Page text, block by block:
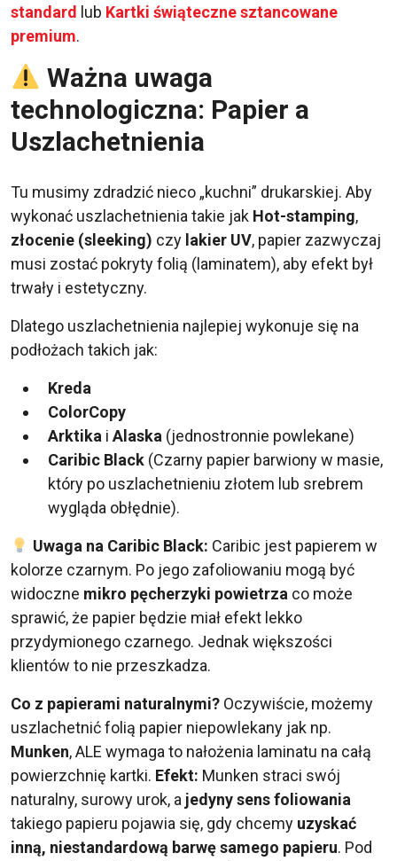
standard lub Kartki świąteczne sztancowane
premium.
Ważna uwaga
technologiczna: Papier a
Uszlachetnienia
Tu musimy zdradzić nieco „kuchni” drukarskiej. Aby
wykonać uszlachetnienia takie jak Hot-stamping,
złocenie (sleeking) czy lakier UV, papier zazwyczaj
musi zostać pokryty folią (laminatem), aby efekt był
trwały i estetyczny.
Dlatego uszlachetnienia najlepiej wykonuje się na
podłożach takich jak:
Kreda
ColorCopy
Arktika i Alaska (jednostronnie powlekane)
Caribic Black (Czarny papier barwiony w masie,
który po uszlachetnieniu złotem lub srebrem
wygląda obłędnie).
Uwaga na Caribic Black: Caribic jest papierem w
kolorze czarnym. Po jego zafoliowaniu mogą być
widoczne mikro pęcherzyki powietrza co może
sprawić, że papier będzie miał efekt lekko
przydymionego czarnego. Jednak większości
klientów to nie przeszkadza.
Co z papierami naturalnymi? Oczywiście, możemy
uszlachetnić folią papier niepowlekany jak np.
Munken, ALE wymaga to nałożenia laminatu na całą
powierzchnię kartki. Efekt: Munken straci swój
naturalny, surowy urok, a jedyny sens foliowania
takiego papieru pojawia się, gdy chcemy uzyskać
inną, niestandardową barwę samego papieru. Pod